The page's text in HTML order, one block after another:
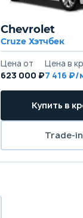
Chevrolet
Cruze Хэтчбек
623 000 ₽7 416